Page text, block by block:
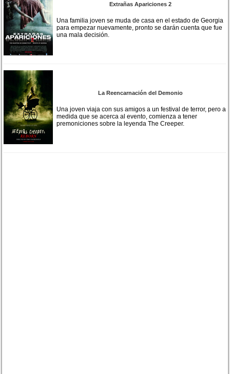
Extrañas Apariciones 2
Una familia joven se muda de casa en el estado de Georgia
para empezar nuevamente, pronto se darán cuenta que fue
una mala decisión.
La Reencarnación del Demonio
Una joven viaja con sus amigos a un festival de terror, pero a
medida que se acerca al evento, comienza a tener
premoniciones sobre la leyenda The Creeper.